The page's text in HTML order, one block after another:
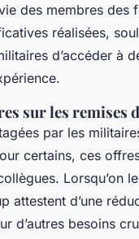
des membres des
réalisées,
d’accéder à
sur les remises
par les
certains, ces
Lorsqu’on
attestent d’une
d’autres besoins